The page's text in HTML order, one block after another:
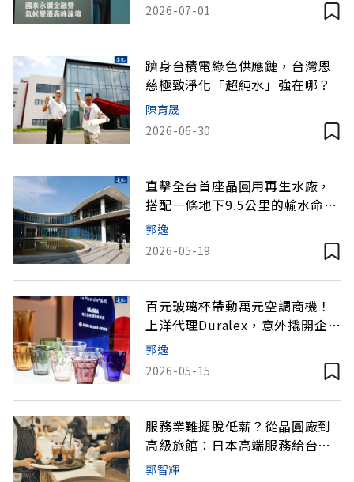
2026-07-01
躋身台積電綠色供應鏈，台灣恩
慈極致淨化「超純水」強在哪？
陳育晟
2026-06-30
直擊全台首座晶圓用再生水廠，
搭配一條地下9.5公里的輸水命
脈，如何解台積電、聯電的渴？
郭逸
2026-05-19
百元玻璃杯帶動萬元空調商機！
上洋代理Duralex，意外撬開企業
客戶生態圈
郭逸
2026-05-15
服務業難擺脫低薪？從晶圓廠到
高級旅館：日本高端服務給台灣
的啟示
郭智輝